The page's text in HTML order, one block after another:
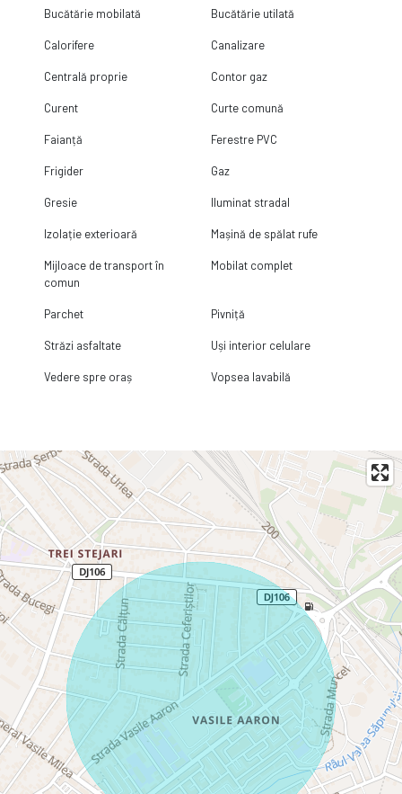
Bucătărie mobilată Bucătărie utilată
Calorifere Canalizare
Centrală proprie Contor gaz
Curent Curte comună
Faianță Ferestre PVC
Frigider Gaz
Gresie Iluminat stradal
Izolație exterioară Mașină de spălat rufe
Mijloace de transport în
comun
Mobilat complet
Parchet Pivniță
Străzi asfaltate Uși interior celulare
Vedere spre oraș Vopsea lavabilă